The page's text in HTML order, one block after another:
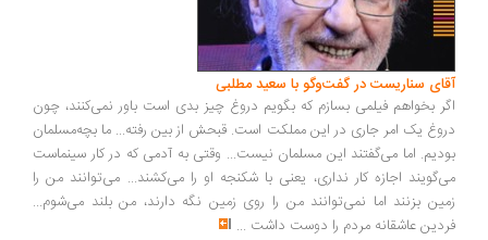
سناریست در گفت‌وگو با سعید مطلبی
بخواهم فیلمی بسازم که بگویم دروغ چیز بدی است باور نمی‌کنند، چون
یک امر جاری در این مملکت است. قبحش از بین رفته... ما بچه‌مسلمان
اما می‌گفتند این مسلمان نیست... وقتی به آدمی که در کار سینماست
اجازه کار نداری، یعنی با شکنجه او را می‌کشند... می‌توانند من را
بزنند اما نمی‌توانند من را روی زمین نگه دارند، من بلند می‌شوم...
عاشقانه مردم را دوست داشت ...